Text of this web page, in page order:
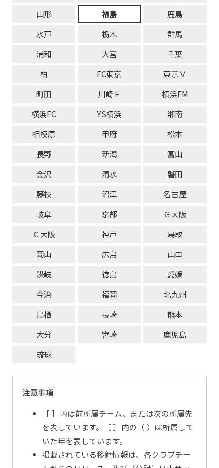
山形
福島
鹿島
水戸
栃木
群馬
浦和
大宮
千葉
柏
FC東京
東京Ｖ
町田
川崎Ｆ
横浜FM
横浜FC
YS横浜
湘南
相模原
甲府
松本
長野
新潟
富山
金沢
清水
磐田
藤枝
沼津
名古屋
岐阜
京都
Ｇ大阪
Ｃ大阪
神戸
鳥取
岡山
広島
山口
讃岐
徳島
愛媛
今治
福岡
北九州
鳥栖
長崎
熊本
大分
宮崎
鹿児島
琉球
注意事項
［ ］内は前所属チーム、または次の所属先
を表しています。［ ］内の（ ）は所属して
いた年を表しています。
掲載されている移籍情報は、各クラブチー